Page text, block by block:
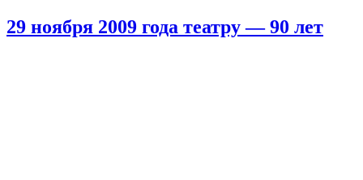
29 ноября 2009 года театру — 90 лет